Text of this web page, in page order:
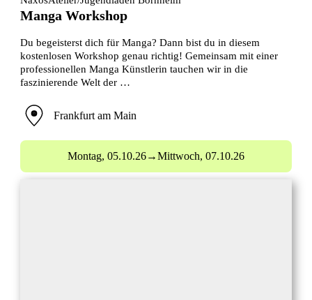
Manga Workshop
Du begeisterst dich für Manga? Dann bist du in diesem
kostenlosen Workshop genau richtig! Gemeinsam mit einer
professionellen Manga Künstlerin tauchen wir in die
faszinierende Welt der …
Frankfurt am Main
Montag, 05.10.26→Mittwoch, 07.10.26